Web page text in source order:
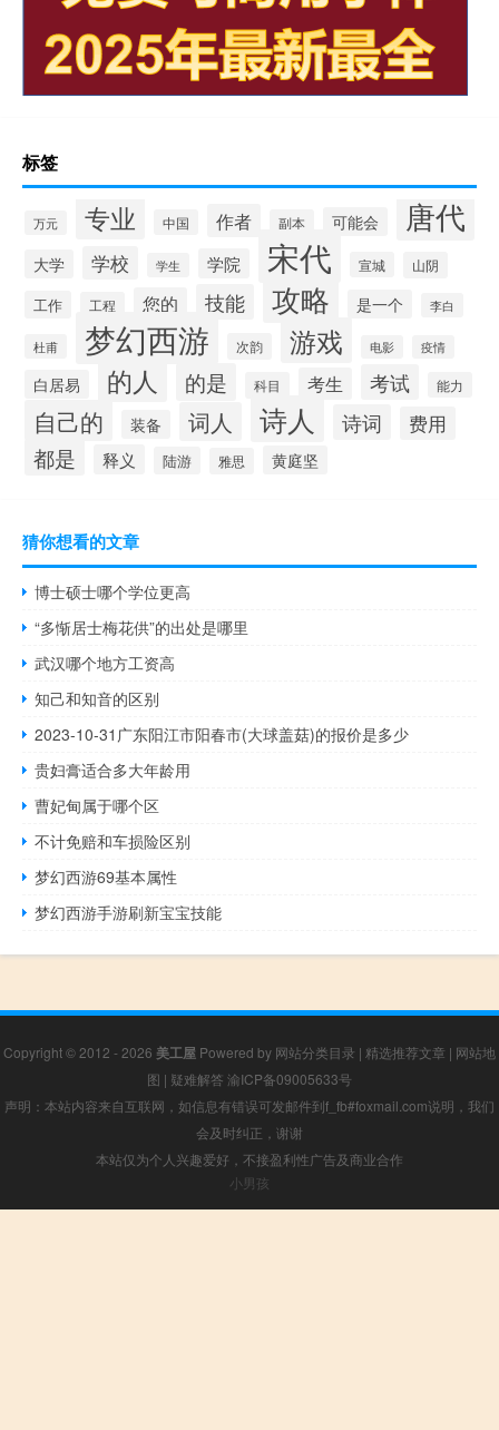
标签
万元 专业 中国 作者 副本 可能会 唐代
大学 学校 学生 学院 宋代 宣城 山阴
工作 工程 您的 技能 攻略 是一个 李白
杜甫 梦幻西游 次韵 游戏 电影 疫情
白居易 的人 的是 科目 考生 考试 能力
自己的 装备 词人 诗人 诗词 费用
都是 释义 陆游 雅思 黄庭坚
猜你想看的文章
博士硕士哪个学位更高
“多惭居士梅花供”的出处是哪里
武汉哪个地方工资高
知己和知音的区别
2023-10-31广东阳江市阳春市(大球盖菇)的报价是多少
贵妇膏适合多大年龄用
曹妃甸属于哪个区
不计免赔和车损险区别
梦幻西游69基本属性
梦幻西游手游刷新宝宝技能
Copyright © 2012 - 2026 美工屋 Powered by 网站分类目录 | 精选推荐文章 | 网站地
图 | 疑难解答 渝ICP备09005633号
声明：本站内容来自互联网，如信息有错误可发邮件到f_fb#foxmail.com说明，我们
会及时纠正，谢谢
本站仅为个人兴趣爱好，不接盈利性广告及商业合作
小男孩